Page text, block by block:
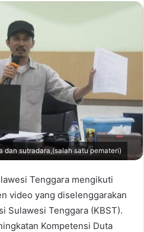
dan sutradara,(salah satu pemateri)
Tenggara mengikuti
video yang diselenggarakan
Sulawesi Tenggara (KBST).
Kompetensi Duta